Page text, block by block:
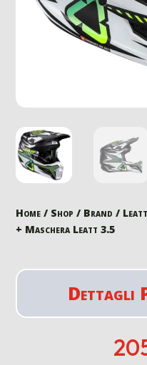
Home / Shop / Brand / Leatt
+ Maschera Leatt 3.5
Dettagli